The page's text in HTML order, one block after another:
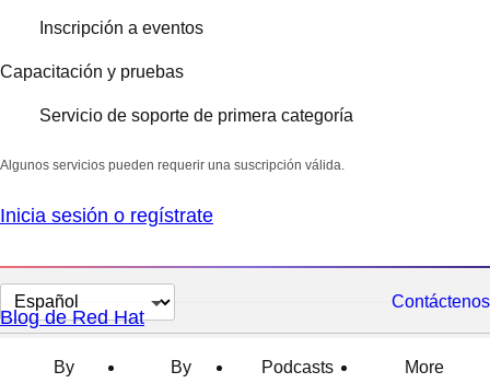
Inscripción a eventos
Capacitación y pruebas
Servicio de soporte de primera categoría
Algunos servicios pueden requerir una suscripción válida.
Inicia sesión o regístrate
Cambiar
el
idioma
Contáctenos
Blog de Red Hat
By
By
Podcasts
More